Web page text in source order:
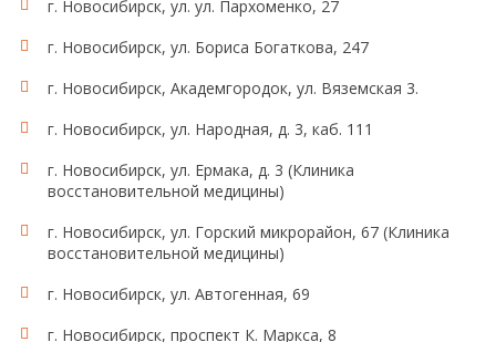
г. Новосибирск, ул. ул. Пархоменко, 27
г. Новосибирск, ул. Бориса Богаткова, 247
г. Новосибирск, Академгородок, ул. Вяземская 3.
г. Новосибирск, ул. Народная, д. 3, каб. 111
г. Новосибирск, ул. Ермака, д. 3 (Клиника
восстановительной медицины)
г. Новосибирск, ул. Горский микрорайон, 67 (Клиника
восстановительной медицины)
г. Новосибирск, ул. Автогенная, 69
г. Новосибирск, проспект К. Маркса, 8